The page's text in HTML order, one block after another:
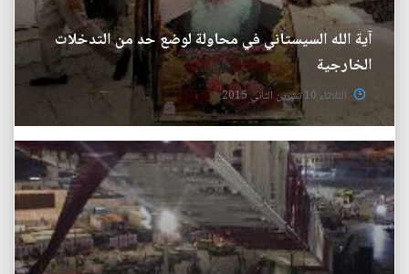
آية الله السيستاني في محاولة لوضع حد من التدخلات
الخارجية
الثلاثاء 10 تشرين الثاني 2015